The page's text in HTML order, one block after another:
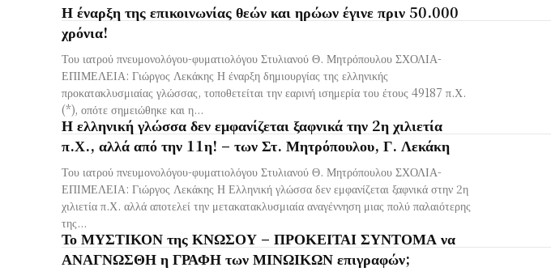
Η έναρξη της επικοινωνίας θεών και ηρώων έγινε πριν 50.000
χρόνια!
Του ιατρού πνευμονολόγου-φυματιολόγου Στυλιανού Θ. Μητρόπουλου ΣΧΟΛΙΑ-
ΕΠΙΜΕΛΕΙΑ: Γιώργος Λεκάκης Η έναρξη δημιουργίας της ελληνικής
προκατακλυσμιαίας γλώσσας, τοποθετείται την εαρινή ισημερία του έτους 49187 π.Χ.
(*), οπότε σημειώθηκε και η...
Η ελληνική γλώσσα δεν εμφανίζεται ξαφνικά την 2η χιλιετία
π.Χ., αλλά από την 11η! – των Στ. Μητρόπουλου, Γ. Λεκάκη
Του ιατρού πνευμονολόγου-φυματιολόγου Στυλιανού Θ. Μητρόπουλου ΣΧΟΛΙΑ-
ΕΠΙΜΕΛΕΙΑ: Γιώργος Λεκάκης Η Ελληνική γλώσσα δεν εμφανίζεται ξαφνικά στην 2η
χιλιετία π.Χ. αλλά αποτελεί την μετακατακλυσμιαία αναγέννηση μιας πολύ παλαιότερης
της...
Το ΜΥΣΤΙΚΟΝ της ΚΝΩΣΟΥ – ΠΡΟΚΕΙΤΑΙ ΣΥΝΤΟΜΑ να
ΑΝΑΓΝΩΣΘΗ η ΓΡΑΦΗ των ΜΙΝΩΙΚΩΝ επιγραφών;